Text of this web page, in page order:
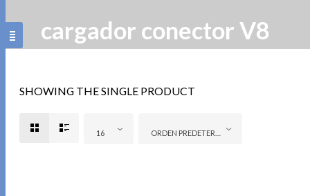
cargador conector V8
SHOWING THE SINGLE PRODUCT
16